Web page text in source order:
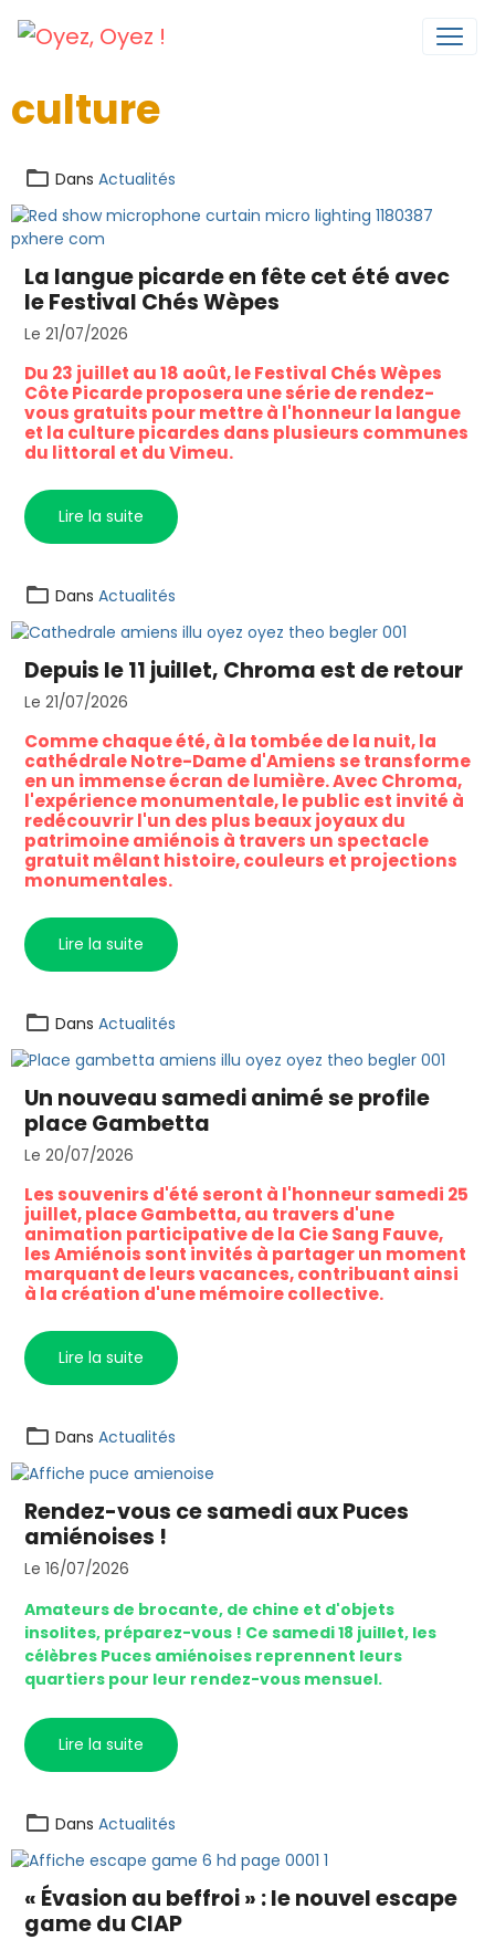
culture
Dans Actualités
La langue picarde en fête cet été avec
le Festival Chés Wèpes
Le 21/07/2026
Du 23 juillet au 18 août, le Festival Chés Wèpes
Côte Picarde proposera une série de rendez-
vous gratuits pour mettre à l'honneur la langue
et la culture picardes dans plusieurs communes
du littoral et du Vimeu.
Lire la suite
Dans Actualités
Depuis le 11 juillet, Chroma est de retour
Le 21/07/2026
Comme chaque été, à la tombée de la nuit, la
cathédrale Notre-Dame d'Amiens se transforme
en un immense écran de lumière. Avec Chroma,
l'expérience monumentale, le public est invité à
redécouvrir l'un des plus beaux joyaux du
patrimoine amiénois à travers un spectacle
gratuit mêlant histoire, couleurs et projections
monumentales.
Lire la suite
Dans Actualités
Un nouveau samedi animé se profile
place Gambetta
Le 20/07/2026
Les souvenirs d'été seront à l'honneur samedi 25
juillet, place Gambetta, au travers d'une
animation participative de la Cie Sang Fauve,
les Amiénois sont invités à partager un moment
marquant de leurs vacances, contribuant ainsi
à la création d'une mémoire collective.
Lire la suite
Dans Actualités
Rendez-vous ce samedi aux Puces
amiénoises !
Le 16/07/2026
Amateurs de brocante, de chine et d'objets
insolites, préparez-vous ! Ce samedi 18 juillet, les
célèbres Puces amiénoises reprennent leurs
quartiers pour leur rendez-vous mensuel.
Lire la suite
Dans Actualités
« Évasion au beffroi » : le nouvel escape
game du CIAP